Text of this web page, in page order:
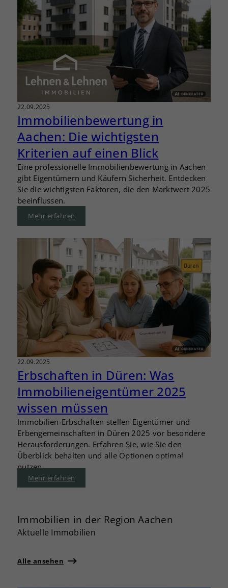
22.09.2025
Immobilienbewertung in
Aachen: Die wichtigsten
Kriterien auf einen Blick
Eine professionelle Immobilienbewertung in Aachen
gibt Eigentümern und Käufern Sicherheit. Entdecken
Sie die wichtigsten Faktoren, die den Marktwert 2025
beeinflussen.
Mehr erfahren
22.09.2025
Erbschaften in Düren: Was
Immobilieneigentümer 2025
wissen müssen
Immobilien-Erbschaften stellen Eigentümer und
Erbengemeinschaften in Düren 2025 vor besondere
Herausforderungen. Erfahren Sie, wie Sie den
Überblick behalten und alle Optionen optimal
nutzen.
Mehr erfahren
Immobilien in der Region Aachen
Aktuelle Immobilien
Alle ansehen